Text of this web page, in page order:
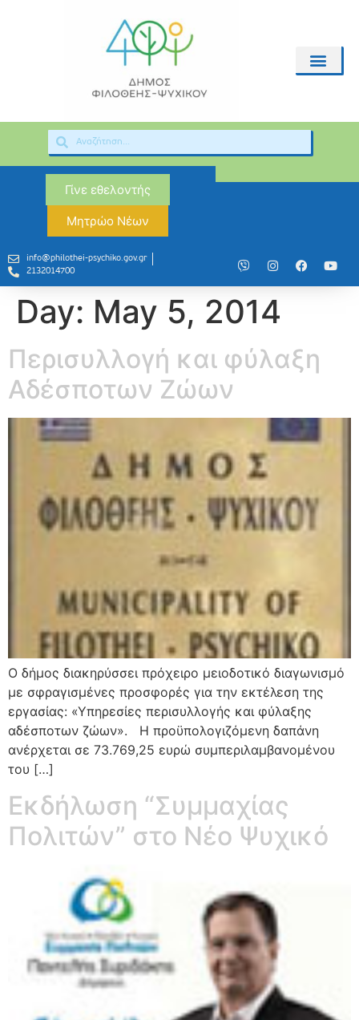
Γίνε εθελοντής
Μητρώο Νέων
info@philothei-psychiko.gov.gr
2132014700
Day: May 5, 2014
Περισυλλογή και φύλαξη
Αδέσποτων Ζώων
Ο δήμος διακηρύσσει πρόχειρο μειοδοτικό διαγωνισμό
με σφραγισμένες προσφορές για την εκτέλεση της
εργασίας: «Υπηρεσίες περισυλλογής και φύλαξης
αδέσποτων ζώων». Η προϋπολογιζόμενη δαπάνη
ανέρχεται σε 73.769,25 ευρώ συμπεριλαμβανομένου
του […]
Εκδήλωση “Συμμαχίας
Πολιτών” στο Νέο Ψυχικό